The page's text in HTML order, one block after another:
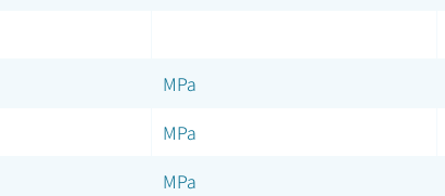
MPa
MPa
MPa